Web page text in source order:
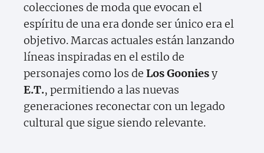
colecciones de moda que evocan el
espíritu de una era donde ser único era el
objetivo. Marcas actuales están lanzando
líneas inspiradas en el estilo de
personajes como los de Los Gooniesy
E.T., permitiendo a las nuevas
generaciones reconectar con un legado
cultural que sigue siendo relevante.